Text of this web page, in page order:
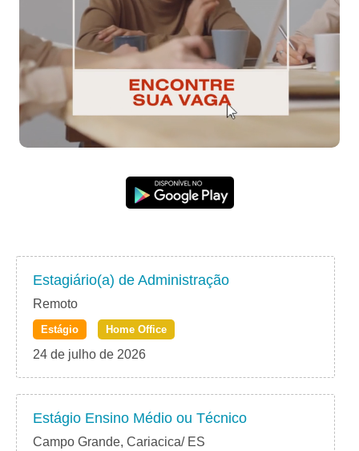
Estagiário(a) de Administração
Remoto
Estágio Home Office
24 de julho de 2026
Estágio Ensino Médio ou Técnico
Campo Grande, Cariacica/ ES